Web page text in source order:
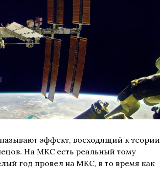
эффект, восходящий к теории
На МКС есть реальный тому
год провел на МКС, в то время как